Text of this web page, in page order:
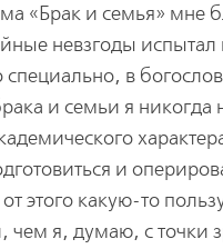
«Брак и семья» мне
невзгоды
в
и семьи я никогда
и
этого какую-то
я, думаю, с точки